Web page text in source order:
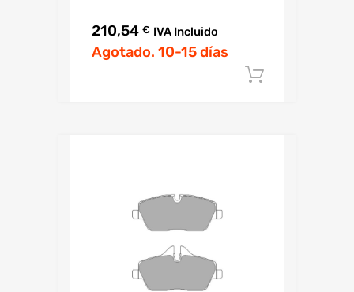
210,54 € IVA Incluido
Agotado. 10-15 días